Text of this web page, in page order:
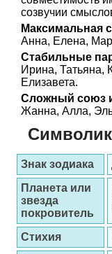
созвучии
Максимальная
Анна, Елена,
Стабильные
Ирина, Татьяна,
Елизавета.
Сложный союз
Жанна, Алла,
Знак зодиака
Планета или
звезда
покровитель
Стихия